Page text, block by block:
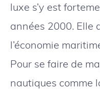
luxe s’y est
années 2000. Elle
l’économie
Pour se faire de
nautiques comme